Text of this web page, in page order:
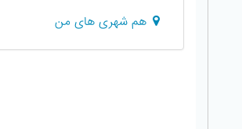
هم شهری های من